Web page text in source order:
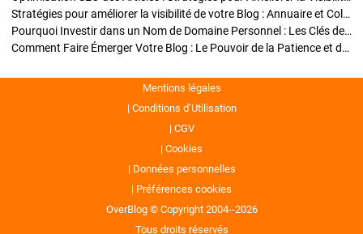
Stratégies pour améliorer la visibilité de votre Blog : Annuaire et Collaborations
Pourquoi Investir dans un Nom de Domaine Personnel : Les Clés de la Réussite de Votre Blog
Comment Faire Émerger Votre Blog : Le Pouvoir de la Patience et de la Persévérance
Mentions légales
Conditions d’Utilisation
CGV
Cookies
Données personnelles
Préférences cookies
OverBlog © Copyright 2004--2026
Tous droits réservés